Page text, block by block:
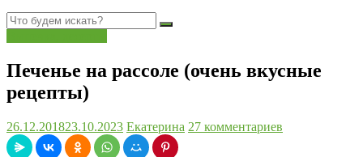
Печенье на рассоле (очень вкусные
рецепты)
26.12.201823.10.2023 Екатерина 27 комментариев